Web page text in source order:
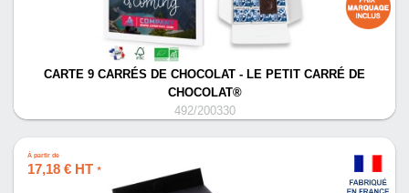
CARTE 9 CARRÉS DE CHOCOLAT - LE PETIT CARRÉ DE
CHOCOLAT®
492/200330
À partir de
17,18 € HT *